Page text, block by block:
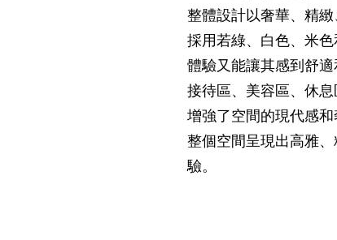
整體設計以奢華、精
採用若綠、白色、米
體驗又能讓其感到舒
接待區、美容區、休
增強了空間的現代感和
整個空間呈現出高雅
驗。